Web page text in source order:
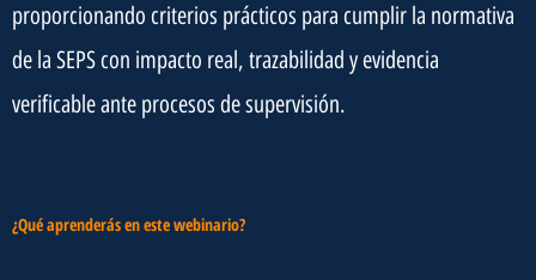
proporcionando criterios prácticos para cumplir la normativa
de la SEPS con impacto real, trazabilidad y evidencia
verificable ante procesos de supervisión.
¿Qué aprenderás en este webinario?